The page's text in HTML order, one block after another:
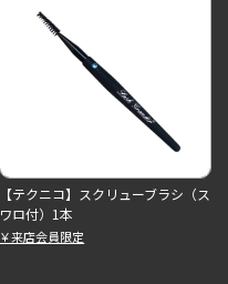
【テクニコ】スクリューブラシ（ス
ワロ付）1本
￥来店会員限定